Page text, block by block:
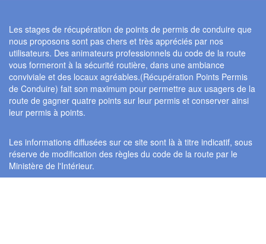
Les stages de récupération de points de permis de conduire que
nous proposons sont pas chers et très appréciés par nos
utilisateurs. Des animateurs professionnels du code de la route
vous formeront à la sécurité routière, dans une ambiance
conviviale et des locaux agréables.(Récupération Points Permis
de Conduire) fait son maximum pour permettre aux usagers de la
route de gagner quatre points sur leur permis et conserver ainsi
leur permis à points.
Les informations diffusées sur ce site sont là à titre indicatif, sous
réserve de modification des règles du code de la route par le
Ministère de l'Intérieur.